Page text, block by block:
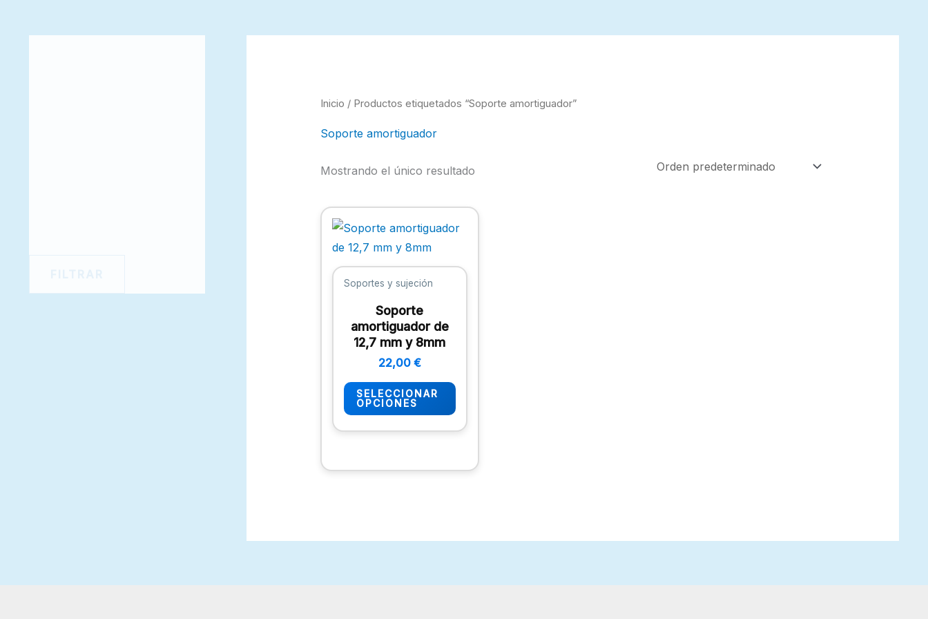
Inicio / Productos etiquetados “Soporte amortiguador”
Soporte amortiguador
Mostrando el único resultado
Soportes y sujeción
Soporte
amortiguador de
12,7 mm y 8mm
22,00 €
SELECCIONAR
OPCIONES
Este
producto
múltiples
elegir
en
la
de